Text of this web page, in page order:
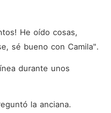
He oído cosas,
sé bueno con Camila".
durante unos
la anciana.